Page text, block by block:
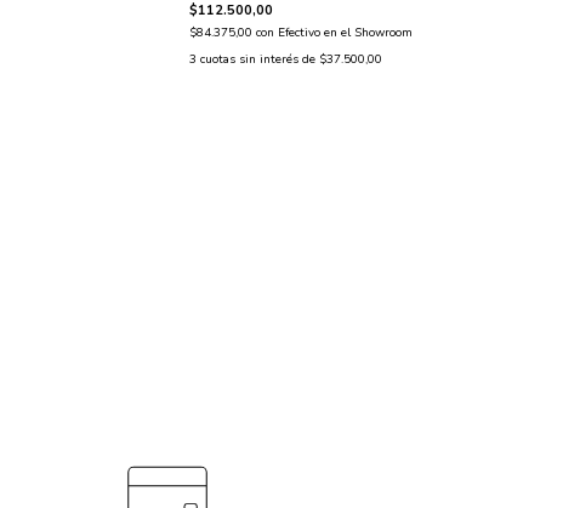
$112.500,00
$84.375,00 con Efectivo en el Showroom
3 cuotas sin interés de $37.500,00